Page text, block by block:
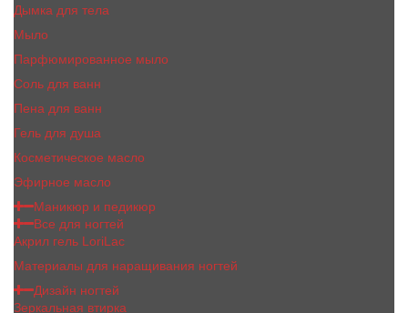
Дымка для тела
Мыло
Парфюмированное мыло
Соль для ванн
Пена для ванн
Гель для душа
Косметическое масло
Эфирное масло
Маникюр и педикюр
Все для ногтей
Акрил гель LoriLac
Материалы для наращивания ногтей
Дизайн ногтей
Зеркальная втирка